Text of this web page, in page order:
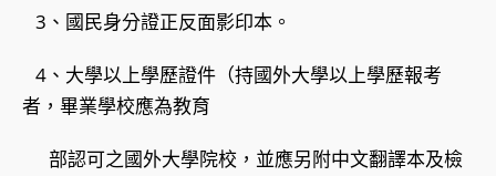
3、國民身分證正反面影印本。
4、大學以上學歷證件（持國外大學以上學歷報考
者，畢業學校應為教育
部認可之國外大學院校，並應另附中文翻譯本及檢